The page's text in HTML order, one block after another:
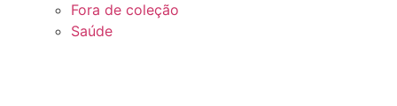
Fora de coleção
Saúde